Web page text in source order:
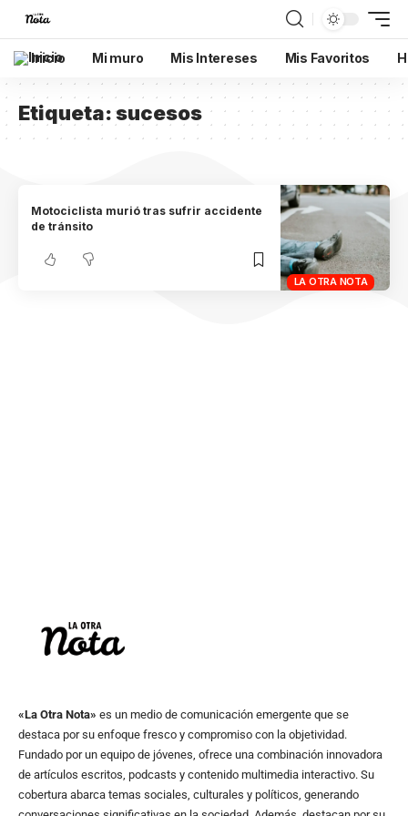
Inicio Mi muro Mis Intereses Mis Favoritos
Etiqueta:sucesos
LA OTRA NOTA
Motociclista murió tras sufrir accidente
de tránsito
«La Otra Nota» es un medio de comunicación emergente que se
destaca por su enfoque fresco y compromiso con la objetividad.
Fundado por un equipo de jóvenes, ofrece una combinación innovadora
de artículos escritos, podcasts y contenido multimedia interactivo. Su
cobertura abarca temas sociales, culturales y políticos, generando